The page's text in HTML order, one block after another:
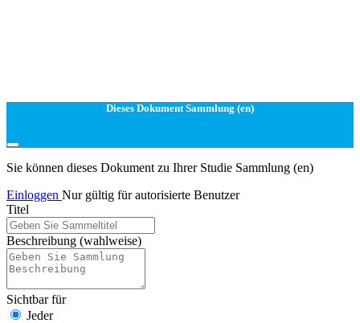
Dieses Dokument Sammlung (en)
Sie können dieses Dokument zu Ihrer Studie Sammlung (en)
Einloggen Nur gültig für autorisierte Benutzer
Titel
Beschreibung (wahlweise)
Sichtbar für
Jeder